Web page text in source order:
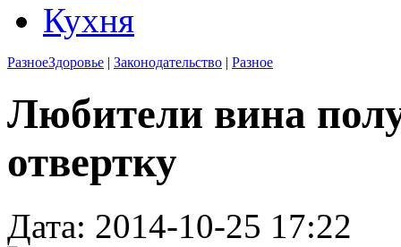
Кухня
РазноеЗдоровье | Законодательство | Разное
Любители вина
отвертку
Дата: 2014-10-25 17:22